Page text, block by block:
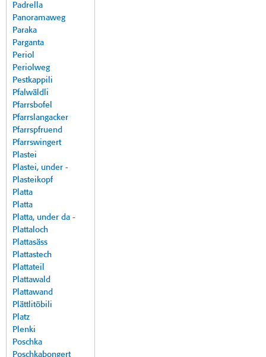
Padrella
Panoramaweg
Paraka
Parganta
Periol
Periolweg
Pestkappili
Pfalwäldli
Pfarrsbofel
Pfarrslangacker
Pfarrspfruend
Pfarrswingert
Plastei
Plastei, under -
Plasteikopf
Platta
Platta
Platta, under da -
Plattaloch
Plattasäss
Plattastech
Plattateil
Plattawald
Plattawand
Plättlitöbili
Platz
Plenki
Poschka
Poschkabongert